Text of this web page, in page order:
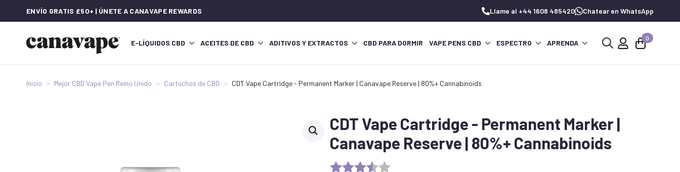
ENVÍO GRATIS £50+ | ÚNETE A CANAVAPE REWARDS Llame al +44 1608 485420 Chatear en WhatsApp
E-LÍQUIDOS CBD ACEITES DE CBD ADITIVOS Y EXTRACTOS CBD PARA DORMIR VAPE PENS CBD ESPECTRO APRENDA
0
Inicio Mejor CBD Vape Pen Reino Unido Cartuchos de CBD CDT Vape Cartridge - Permanent Marker | Canavape Reserve | 80%+ Cannabinoids
CDT Vape Cartridge - Permanent Marker |
Canavape Reserve | 80%+ Cannabinoids